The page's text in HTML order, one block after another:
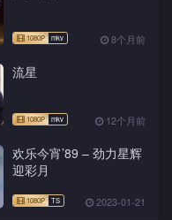
8个月前
流星
12个月前
欢乐今宵’89 – 劲力星辉
迎彩月
2023-01-21